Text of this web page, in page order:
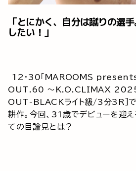
「とにかく、自分は蹴りの選
したい！」
12・30「MAROOMS
OUT.60 ～K.O.CLIMAX 2025
OUT-BLACKライト級/3分3R］
耕作。今回、31歳でデビューを迎
ての目論見とは？